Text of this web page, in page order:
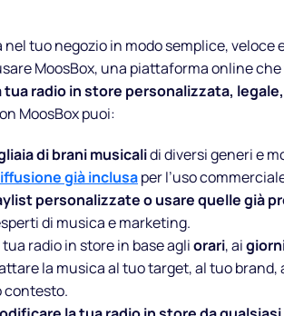
Inizia
gratuita
tuo negozio in modo semplice, veloce
MoosBox, una piattaforma online
radio in store personalizzata,
MoosBox puoi:
di brani musicalidi diversi generi e
già inclusaper l’uso
personalizzate o usare quelle già
di musica e marketing.
radio in store in base agliorari, ai
la musica al tuo target, al tuo brand,
contesto.